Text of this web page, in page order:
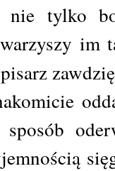
nie tylko
im